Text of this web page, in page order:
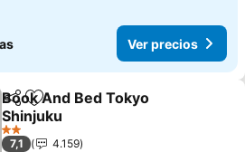
Ver precios
CompartirAgregar a favoritos
Book And Bed Tokyo
Shinjuku
Ver precios
2 Estrellas
7,1
4.159